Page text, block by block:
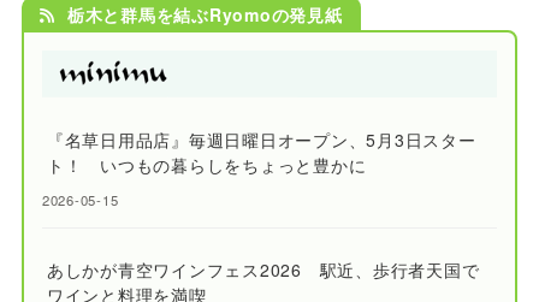
栃木と群馬を結ぶRyomoの発見紙
『名草日用品店』毎週日曜日オープン、5月3日スター
ト！ いつもの暮らしをちょっと豊かに
2026-05-15
あしかが青空ワインフェス2026 駅近、歩行者天国で
ワインと料理を満喫